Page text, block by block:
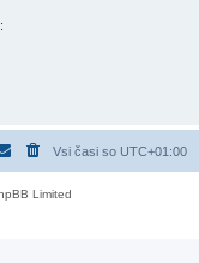
Vsi časi so UTC+01:00
Limited